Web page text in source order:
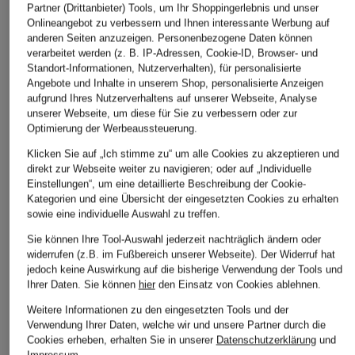
Partner (Drittanbieter) Tools, um Ihr Shoppingerlebnis und unser
Onlineangebot zu verbessern und Ihnen interessante Werbung auf
anderen Seiten anzuzeigen. Personenbezogene Daten können
verarbeitet werden (z. B. IP-Adressen, Cookie-ID, Browser- und
Standort-Informationen, Nutzerverhalten), für personalisierte
Angebote und Inhalte in unserem Shop, personalisierte Anzeigen
aufgrund Ihres Nutzerverhaltens auf unserer Webseite, Analyse
unserer Webseite, um diese für Sie zu verbessern oder zur
Optimierung der Werbeaussteuerung.
Klicken Sie auf „Ich stimme zu“ um alle Cookies zu akzeptieren und
direkt zur Webseite weiter zu navigieren; oder auf „Individuelle
Einstellungen“, um eine detaillierte Beschreibung der Cookie-
Kategorien und eine Übersicht der eingesetzten Cookies zu erhalten
sowie eine individuelle Auswahl zu treffen.
Sie können Ihre Tool-Auswahl jederzeit nachträglich ändern oder
widerrufen (z.B. im Fußbereich unserer Webseite). Der Widerruf hat
jedoch keine Auswirkung auf die bisherige Verwendung der Tools und
Ihrer Daten. Sie können hierden Einsatz von Cookies ablehnen.
Weitere Informationen zu den eingesetzten Tools und der
Verwendung Ihrer Daten, welche wir und unsere Partner durch die
Cookies erheben, erhalten Sie in unserer Datenschutzerklärungund